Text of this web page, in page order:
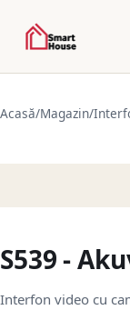
Acasă/Magazin/
S539 -
Interfon video cu